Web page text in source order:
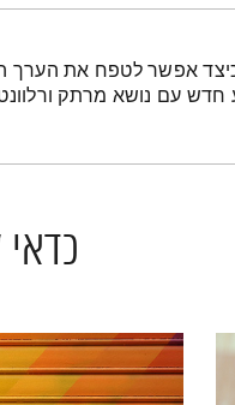
אפשר לטפח את הערך
עם נושא מרתק